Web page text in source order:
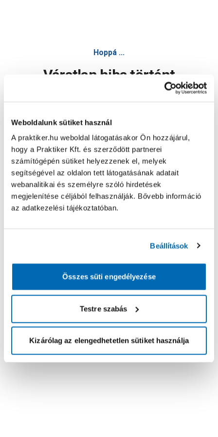
Weboldalunk sütiket használ
A praktiker.hu weboldal látogatásakor Ön hozzájárul,
hogy a Praktiker Kft. és szerződött partnerei
számítógépén sütiket helyezzenek el, melyek
segítségével az oldalon tett látogatásának adatait
webanalitikai és személyre szóló hirdetések
megjelenítése céljából felhasználják. Bővebb információ
az adatkezelési tájékoztatóban.
Beállítások
Összes süti engedélyezése
Testre szabás
Kizárólag az elengedhetetlen sütiket használja
Hoppá ...
Váratlan hiba történt
Oldal újratöltése